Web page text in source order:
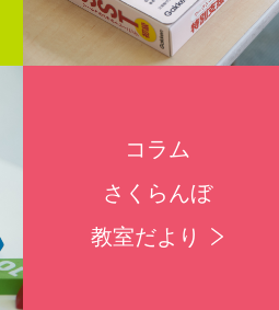
コラム
さくらんぼ
教室だより